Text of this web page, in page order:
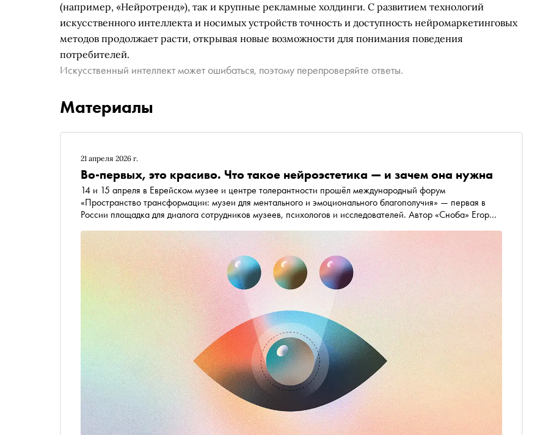
(например, «Нейротренд»), так и крупные рекламные холдинги. С развитием технологий
искусственного интеллекта и носимых устройств точность и доступность нейромаркетинговых
методов продолжает расти, открывая новые возможности для понимания поведения
потребителей.
Искусственный интеллект может ошибаться, поэтому перепроверяйте ответы.
Материалы
21 апреля 2026 г.
Во-первых, это красиво. Что такое нейроэстетика — и зачем она нужна
14 и 15 апреля в Еврейском музее и центре толерантности прошёл международный форум
«Пространство трансформации: музеи для ментального и эмоционального благополучия» — первая в
России площадка для диалога сотрудников музеев, психологов и исследователей. Автор «Сноба» Егор
— науке о том, «что происходит у нас в мозге, когда мы переживаем прекрасное»